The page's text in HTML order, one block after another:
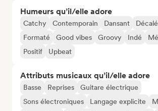
Humeurs qu’il/elle adore
Catchy Contemporain Dansant Décalé
Formaté
Good vibes Groovy Indé
Positif
Upbeat
Attributs musicaux qu’il/elle adore
Basse Reprises
Guitare électrique
Sons électroniques
Langage explicite